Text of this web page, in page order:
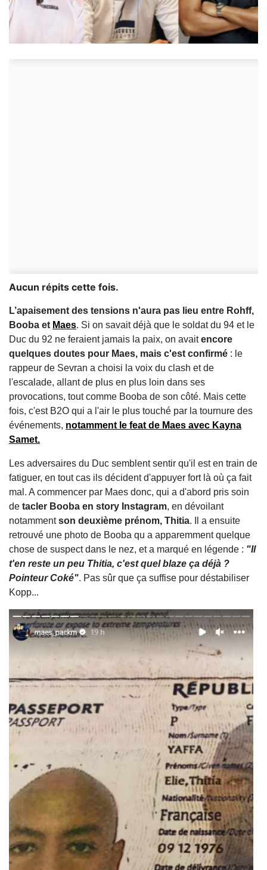
Aucun répits cette fois.
L’apaisement des tensions n'aura pas lieu entre Rohff,
Booba et Maes. Si on savait déjà que le soldat du 94 et le
Duc du 92 ne feraient jamais la paix, on avaitencore
quelques doutes pour Maes, mais c'est confirmé : le
rappeur de Sevran a choisi la voix du clash et de
l'escalade, allant de plus en plus loin dans ses
provocations, tout comme Booba de son côté. Mais cette
fois, c'est B2O qui a l'air le plus touché par la tournure des
événements, notamment le feat de Maes avec Kayna
Samet.
Les adversaires du Duc semblent sentir qu'il est en train de
fatiguer, en tout cas ils décident d'appuyer fort là où ça fait
mal. A commencer par Maes donc, qui a d'abord pris soin
de tacler Booba en story Instagram, en dévoilant
notammentson deuxième prénom, Thitia. Il a ensuite
retrouvé une photo de Booba qu a apparemment quelque
chose de suspect dans le nez, et a marqué en légende : "Il
t'en reste un peu Thitia, c'est quel blaze ça déjà ?
Pointeur Coké". Pas sûr que ça suffise pour déstabiliser
Kopp...